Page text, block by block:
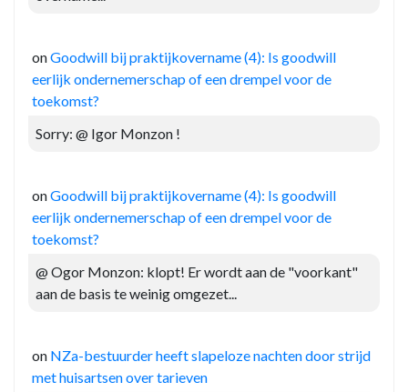
onGoodwill bij praktijkovername (4): Is goodwill
eerlijk ondernemerschap of een drempel voor de
toekomst?
Sorry: @ Igor Monzon !
onGoodwill bij praktijkovername (4): Is goodwill
eerlijk ondernemerschap of een drempel voor de
toekomst?
@ Ogor Monzon: klopt! Er wordt aan de "voorkant"
aan de basis te weinig omgezet...
on NZa-bestuurder heeft slapeloze nachten door strijd
met huisartsen over tarieven